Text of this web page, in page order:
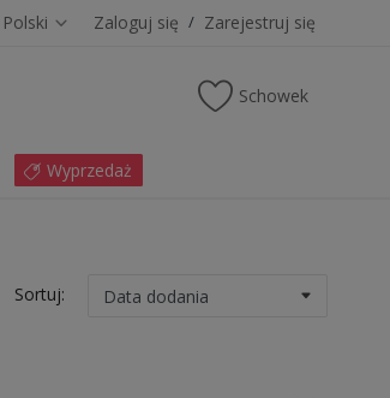
Polski Zaloguj się / Zarejestruj się
Schowek
Wyprzedaż
Sortuj: